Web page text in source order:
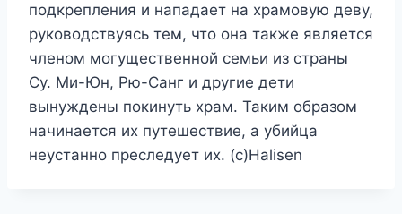
подкрепления и нападает на храмовую деву,
руководствуясь тем, что она также является
членом могущественной семьи из страны
Су. Ми-Юн, Рю-Санг и другие дети
вынуждены покинуть храм. Таким образом
начинается их путешествие, а убийца
неустанно преследует их. (c)Halisen